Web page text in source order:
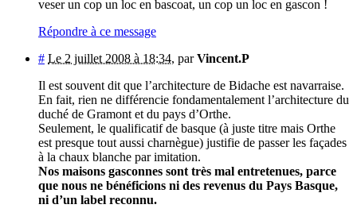
veser un cop un loc en bascoat, un cop un loc en gascon !
Répondre à ce message
# Le 2 juillet 2008 à 18:34, parVincent.P
Il est souvent dit que l’architecture de Bidache est navarraise.
En fait, rien ne différencie fondamentalement l’architecture du
duché de Gramont et du pays d’Orthe.
Seulement, le qualificatif de basque (à juste titre mais Orthe
est presque tout aussi charnègue) justifie de passer les façades
à la chaux blanche par imitation.
Nos maisons gasconnes sont très mal entretenues, parce
que nous ne bénéficions ni des revenus du Pays Basque,
ni d’un label reconnu.